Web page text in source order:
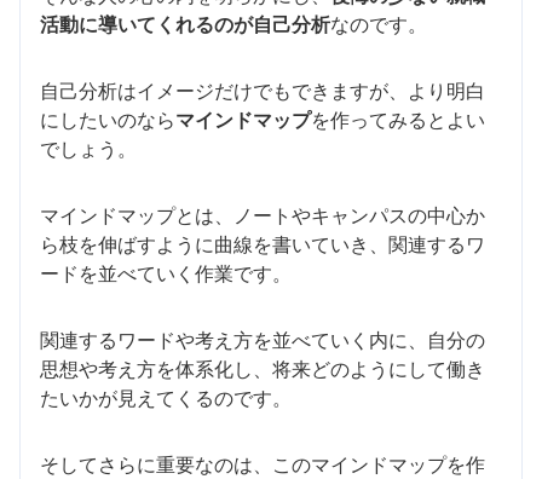
活動に導いてくれるのが自己分析なのです。
自己分析はイメージだけでもできますが、より明白
にしたいのならマインドマップを作ってみるとよい
でしょう。
マインドマップとは、ノートやキャンパスの中心か
ら枝を伸ばすように曲線を書いていき、関連するワ
ードを並べていく作業です。
関連するワードや考え方を並べていく内に、自分の
思想や考え方を体系化し、将来どのようにして働き
たいかが見えてくるのです。
そしてさらに重要なのは、このマインドマップを作